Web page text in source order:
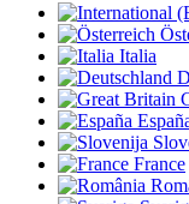
Italia
France